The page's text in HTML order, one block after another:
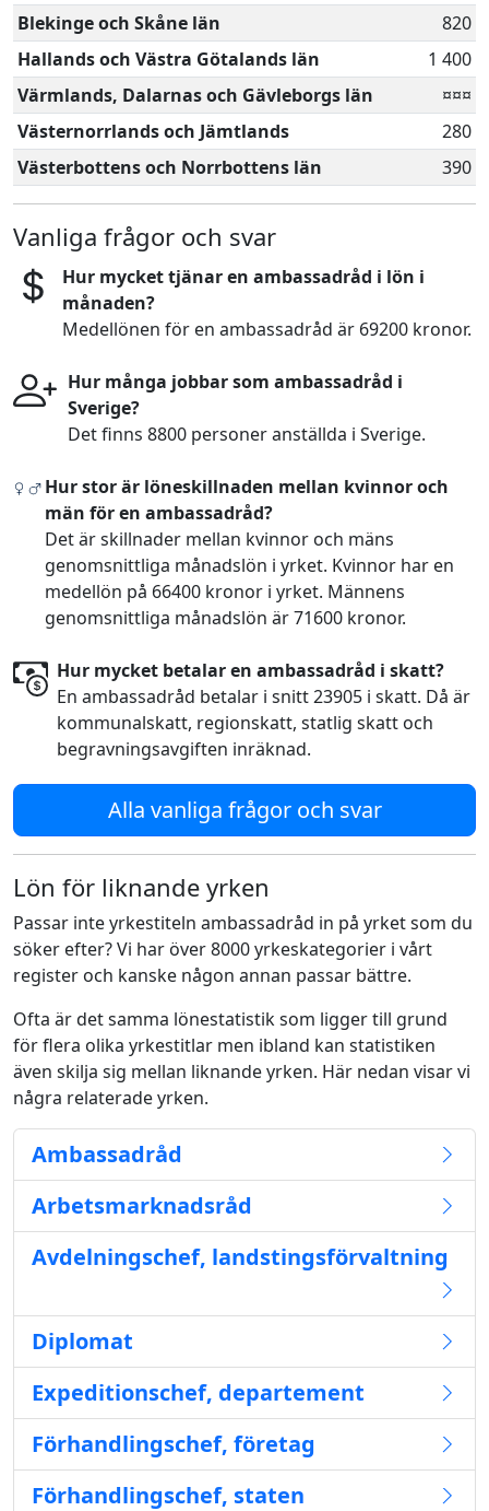
Blekinge och Skåne län
820
Hallands och Västra Götalands län
1 400
Värmlands, Dalarnas och Gävleborgs län
¤¤¤
Västernorrlands och Jämtlands
280
Västerbottens och Norrbottens län
390
Vanliga frågor och svar
Hur mycket tjänar en ambassadråd i lön i
månaden?
Medellönen för en ambassadråd är 69200 kronor.
Hur många jobbar som ambassadråd i
Sverige?
Det finns 8800 personer anställda i Sverige.
Hur stor är löneskillnaden mellan kvinnor och
män för en ambassadråd?
Det är skillnader mellan kvinnor och mäns
genomsnittliga månadslön i yrket. Kvinnor har en
medellön på 66400 kronor i yrket. Männens
genomsnittliga månadslön är 71600 kronor.
Hur mycket betalar en ambassadråd i skatt?
En ambassadråd betalar i snitt 23905 i skatt. Då är
kommunalskatt, regionskatt, statlig skatt och
begravningsavgiften inräknad.
Alla vanliga frågor och svar
Lön för liknande yrken
Passar inte yrkestiteln ambassadråd in på yrket som du
söker efter? Vi har över 8000 yrkeskategorier i vårt
register och kanske någon annan passar bättre.
Ofta är det samma lönestatistik som ligger till grund
för flera olika yrkestitlar men ibland kan statistiken
även skilja sig mellan liknande yrken. Här nedan visar vi
några relaterade yrken.
Ambassadråd
Arbetsmarknadsråd
Avdelningschef, landstingsförvaltning
Diplomat
Expeditionschef, departement
Förhandlingschef, företag
Förhandlingschef, staten